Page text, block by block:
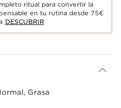
ritual para convertir la
en tu rutina desde 75€
DESCUBRIR
Grasa